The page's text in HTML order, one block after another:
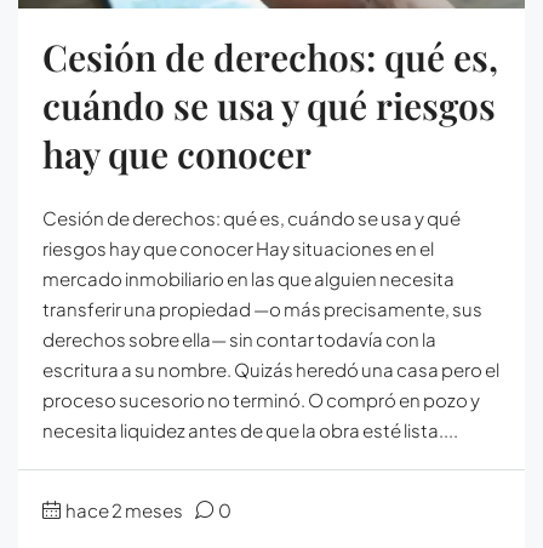
Cesión de derechos: qué es,
cuándo se usa y qué riesgos
hay que conocer
Cesión de derechos: qué es, cuándo se usa y qué
riesgos hay que conocer Hay situaciones en el
mercado inmobiliario en las que alguien necesita
transferir una propiedad —o más precisamente, sus
derechos sobre ella— sin contar todavía con la
escritura a su nombre. Quizás heredó una casa pero el
proceso sucesorio no terminó. O compró en pozo y
necesita liquidez antes de que la obra esté lista....
hace 2 meses 0